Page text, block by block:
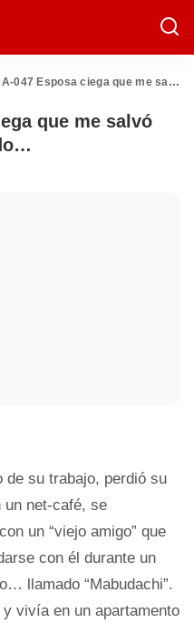
047 Esposa ciega que me salvó cuando…
que me salvó
de su trabajo, perdió su
un net-café, se
un “viejo amigo” que
con él durante un
llamado “Mabudachi”.
vivía en un apartamento